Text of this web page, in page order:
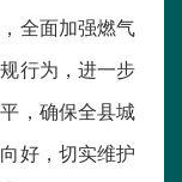
全面加强燃气
行为，进一步
，确保全县城
好，切实维护